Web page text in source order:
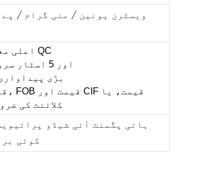
1. اعلی معیار کے اجزاء اور سخت QC
2. R&D اور 5 اسٹار سروس کی پیشہ ور ٹیم
3. بڑی
کلائنٹ کی
ہائی پگمنٹ آئی شیڈو
کوئی